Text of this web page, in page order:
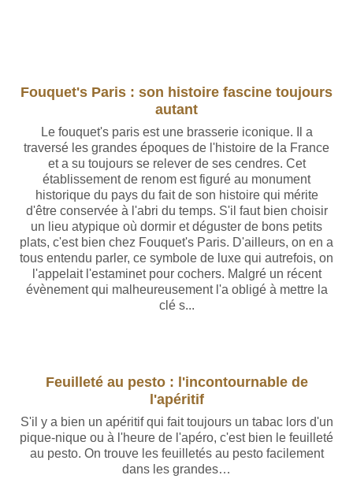
Fouquet's Paris : son histoire fascine toujours
autant
Le fouquet's paris est une brasserie iconique. Il a
traversé les grandes époques de l'histoire de la France
et a su toujours se relever de ses cendres. Cet
établissement de renom est figuré au monument
historique du pays du fait de son histoire qui mérite
d'être conservée à l'abri du temps. S'il faut bien choisir
un lieu atypique où dormir et déguster de bons petits
plats, c'est bien chez Fouquet's Paris. D'ailleurs, on en a
tous entendu parler, ce symbole de luxe qui autrefois, on
l'appelait l'estaminet pour cochers. Malgré un récent
évènement qui malheureusement l'a obligé à mettre la
clé s...
Feuilleté au pesto : l'incontournable de
l'apéritif
S'il y a bien un apéritif qui fait toujours un tabac lors d'un
pique-nique ou à l'heure de l'apéro, c'est bien le feuilleté
au pesto. On trouve les feuilletés au pesto facilement
dans les grandes…